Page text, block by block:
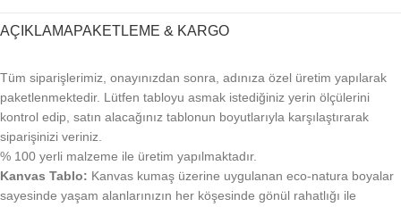
AÇIKLAMAPAKETLEME & KARGO
Tüm siparişlerimiz, onayınızdan sonra, adınıza özel üretim yapılarak
paketlenmektedir. Lütfen tabloyu asmak istediğiniz yerin ölçülerini
kontrol edip, satın alacağınız tablonun boyutlarıyla karşılaştırarak
siparişinizi veriniz.
% 100 yerli malzeme ile üretim yapılmaktadır.
Kanvas Tablo: Kanvas kumaş üzerine uygulanan eco-natura boyalar
sayesinde yaşam alanlarınızın her köşesinde gönül rahatlığı ile